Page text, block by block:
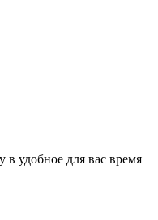
в удобное для вас время